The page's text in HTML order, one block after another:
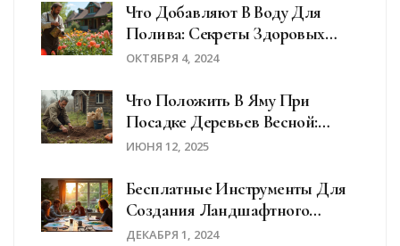
Что Добавляют В Воду Для
Полива: Секреты Здоровых
Цветов
ОКТЯБРЯ 4, 2024
Что Положить В Яму При
Посадке Деревьев Весной:
Практические Советы
ИЮНЯ 12, 2025
Бесплатные Инструменты Для
Создания Ландшафтного
Дизайна
ДЕКАБРЯ 1, 2024